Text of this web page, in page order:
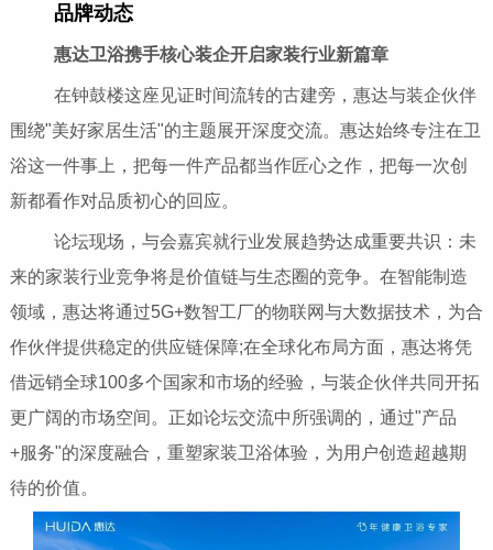
品牌动态
惠达卫浴携手核心装企开启家装行业新篇章
在钟鼓楼这座见证时间流转的古建旁，惠达与装企伙伴
围绕"美好家居生活"的主题展开深度交流。惠达始终专注在卫
浴这一件事上，把每一件产品都当作匠心之作，把每一次创
新都看作对品质初心的回应。
论坛现场，与会嘉宾就行业发展趋势达成重要共识：未
来的家装行业竞争将是价值链与生态圈的竞争。在智能制造
领域，惠达将通过5G+数智工厂的物联网与大数据技术，为合
作伙伴提供稳定的供应链保障;在全球化布局方面，惠达将凭
借远销全球100多个国家和市场的经验，与装企伙伴共同开拓
更广阔的市场空间。正如论坛交流中所强调的，通过"产品
+服务"的深度融合，重塑家装卫浴体验，为用户创造超越期
待的价值。